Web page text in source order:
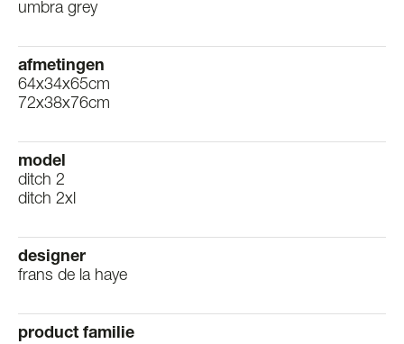
umbra grey
afmetingen
64x34x65cm
72x38x76cm
model
ditch 2
ditch 2xl
designer
frans de la haye
product familie